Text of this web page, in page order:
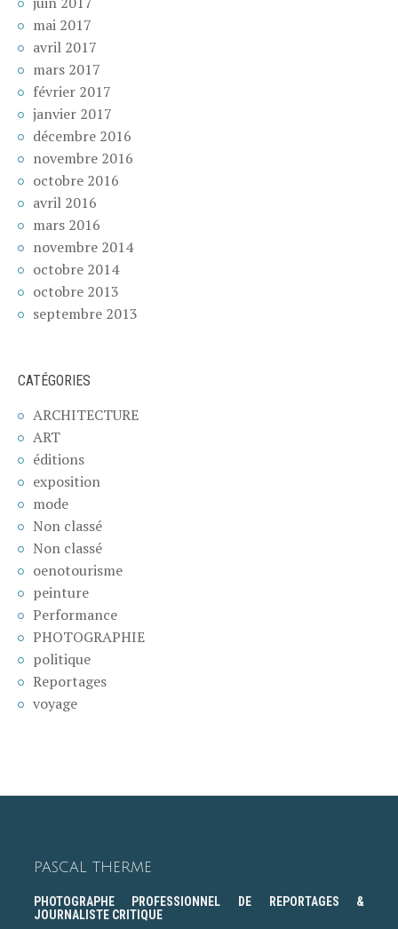
mai 2017
avril 2017
mars 2017
février 2017
janvier 2017
décembre 2016
novembre 2016
octobre 2016
avril 2016
mars 2016
novembre 2014
octobre 2014
octobre 2013
septembre 2013
CATÉGORIES
ARCHITECTURE
ART
éditions
exposition
mode
Non classé
Non classé
oenotourisme
peinture
Performance
PHOTOGRAPHIE
politique
Reportages
voyage
PASCAL THERME
PHOTOGRAPHE PROFESSIONNEL DE REPORTAGES &
JOURNALISTE CRITIQUE